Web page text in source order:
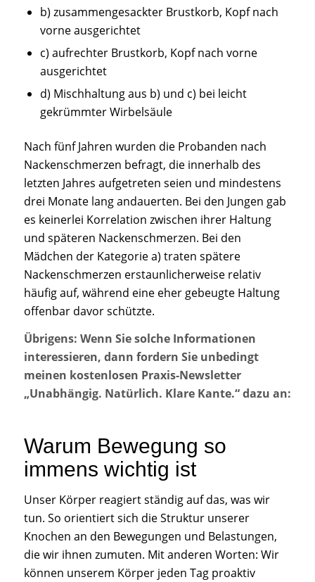
b) zusammengesackter Brustkorb, Kopf nach
vorne ausgerichtet
c) aufrechter Brustkorb, Kopf nach vorne
ausgerichtet
d) Mischhaltung aus b) und c) bei leicht
gekrümmter Wirbelsäule
Nach fünf Jahren wurden die Probanden nach
Nackenschmerzen befragt, die innerhalb des
letzten Jahres aufgetreten seien und mindestens
drei Monate lang andauerten. Bei den Jungen gab
es keinerlei Korrelation zwischen ihrer Haltung
und späteren Nackenschmerzen. Bei den
Mädchen der Kategorie a) traten spätere
Nackenschmerzen erstaunlicherweise relativ
häufig auf, während eine eher gebeugte Haltung
offenbar davor schützte.
Übrigens: Wenn Sie solche Informationen
interessieren, dann fordern Sie unbedingt
meinen kostenlosen Praxis-Newsletter
„Unabhängig. Natürlich. Klare Kante.“ dazu an:
Warum Bewegung so
immens wichtig ist
Unser Körper reagiert ständig auf das, was wir
tun. So orientiert sich die Struktur unserer
Knochen an den Bewegungen und Belastungen,
die wir ihnen zumuten. Mit anderen Worten: Wir
können unserem Körper jeden Tag proaktiv